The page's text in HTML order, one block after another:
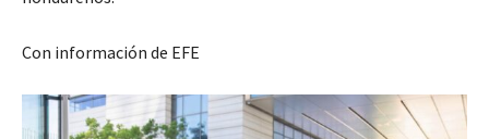
Con información de EFE